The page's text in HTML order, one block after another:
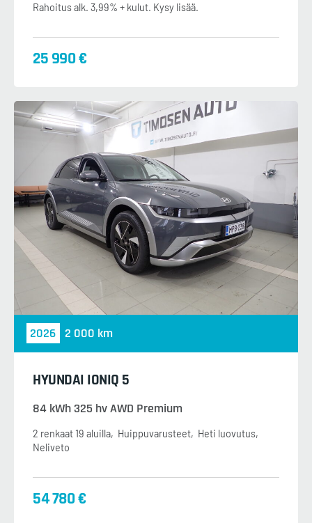
Rahoitus alk. 3,99% + kulut. Kysy lisää.
25 990 €
2026 2 000 km
HYUNDAI IONIQ 5
84 kWh 325 hv AWD Premium
2 renkaat 19 aluilla Huippuvarusteet
Heti luovutus
Neliveto
54 780 €